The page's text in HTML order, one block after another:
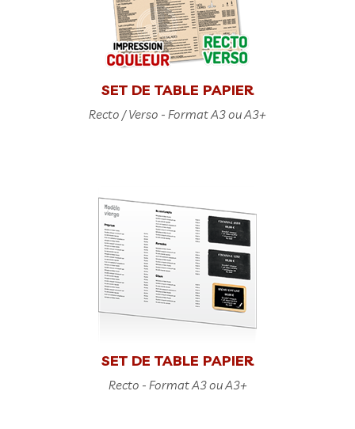
SET DE TABLE PAPIER
Recto / Verso - Format A3 ou A3+
SET DE TABLE PAPIER
Recto - Format A3 ou A3+